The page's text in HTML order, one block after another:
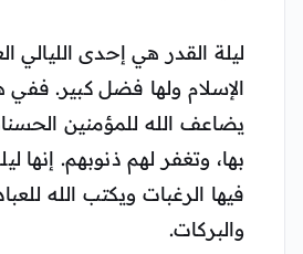
ليلة القدر هي إحدى الليالي
الإسلام ولها فضل كبير. ففي
يضاعف الله للمؤمنين
بها، وتغفر لهم ذنوبهم. إنها
فيها الرغبات ويكتب الله
والبركات.